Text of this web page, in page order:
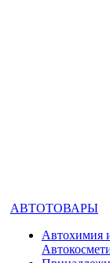
АВТОТОВАРЫ
Автохимия